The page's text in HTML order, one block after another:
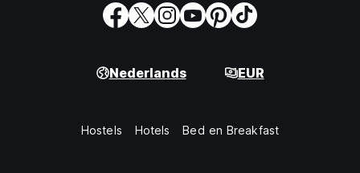
Nederlands EUR
Hostels Hotels Bed en Breakfast